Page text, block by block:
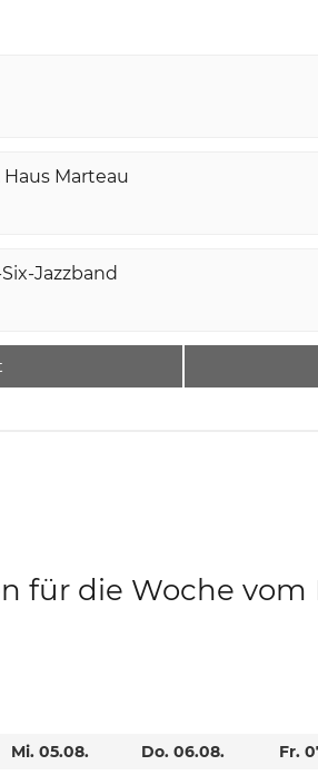
Marteau
Jazzband
für die Woche vom
Mi. 05.08.
Do. 06.08.
Fr.